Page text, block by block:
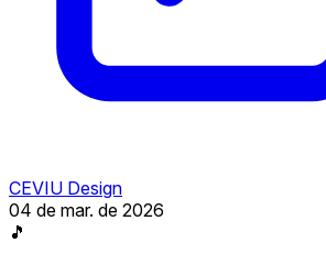
CEVIU Design
04 de mar. de 2026
🎵